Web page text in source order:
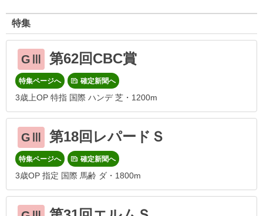
特集
GⅢ 第62回CBC賞
特集ページへ 確定新聞へ
3歳上OP 特指 国際 ハンデ 芝・1200m
GⅢ 第18回レパードＳ
特集ページへ 確定新聞へ
3歳OP 指定 国際 馬齢 ダ・1800m